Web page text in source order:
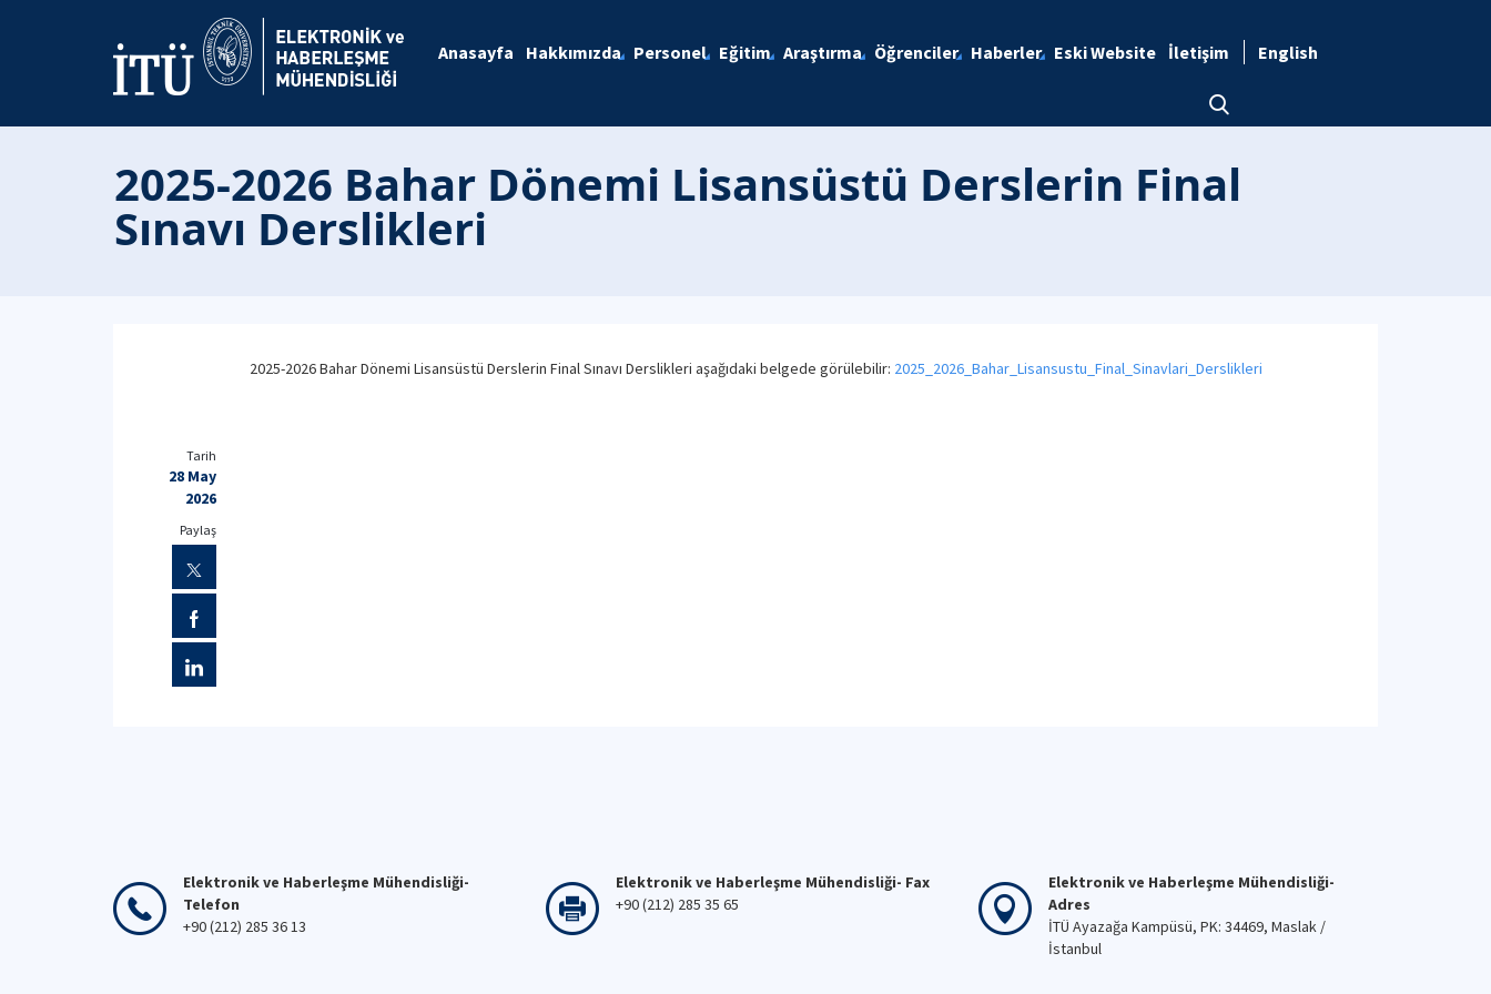
Anasayfa Hakkımızda Personel Eğitim Araştırma Öğrenciler Haberler Eski Website İletişim English
2025-2026 Bahar Dönemi Lisansüstü Derslerin Final
Sınavı Derslikleri
2025-2026 Bahar Dönemi Lisansüstü Derslerin Final Sınavı Derslikleri aşağıdaki belgede görülebilir: 2025_2026_Bahar_Lisansustu_Final_Sinavlari_Derslikleri
Tarih
28 May
2026
Paylaş
Elektronik ve Haberleşme Mühendisliği-
Telefon
+90 (212) 285 36 13
Elektronik ve Haberleşme Mühendisliği- Fax
+90 (212) 285 35 65
Elektronik ve Haberleşme Mühendisliği-
Adres
İTÜ Ayazağa Kampüsü, PK: 34469, Maslak /
İstanbul